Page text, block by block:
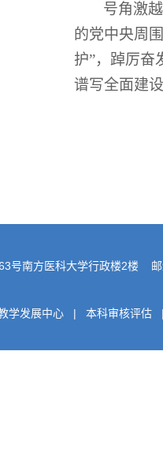
号角激
的党中央周
护”，踔厉奋
谱写全面建
号南方医科大学行政楼2楼
学发展中心 | 本科审核评估